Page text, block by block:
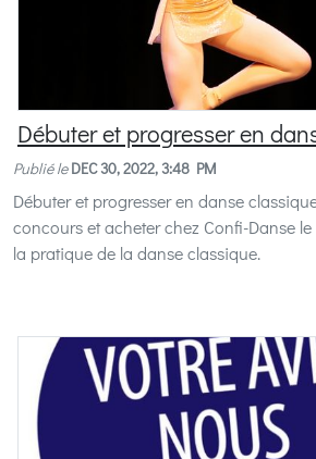
Débuter et progresser en
Publié le DEC 30, 2022, 3:48 PM
Débuter et progresser en danse
concours et acheter chez Confi-Danse
la pratique de la danse classique.